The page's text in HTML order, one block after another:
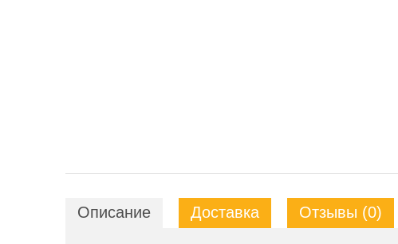
Описание Доставка Отзывы (0)